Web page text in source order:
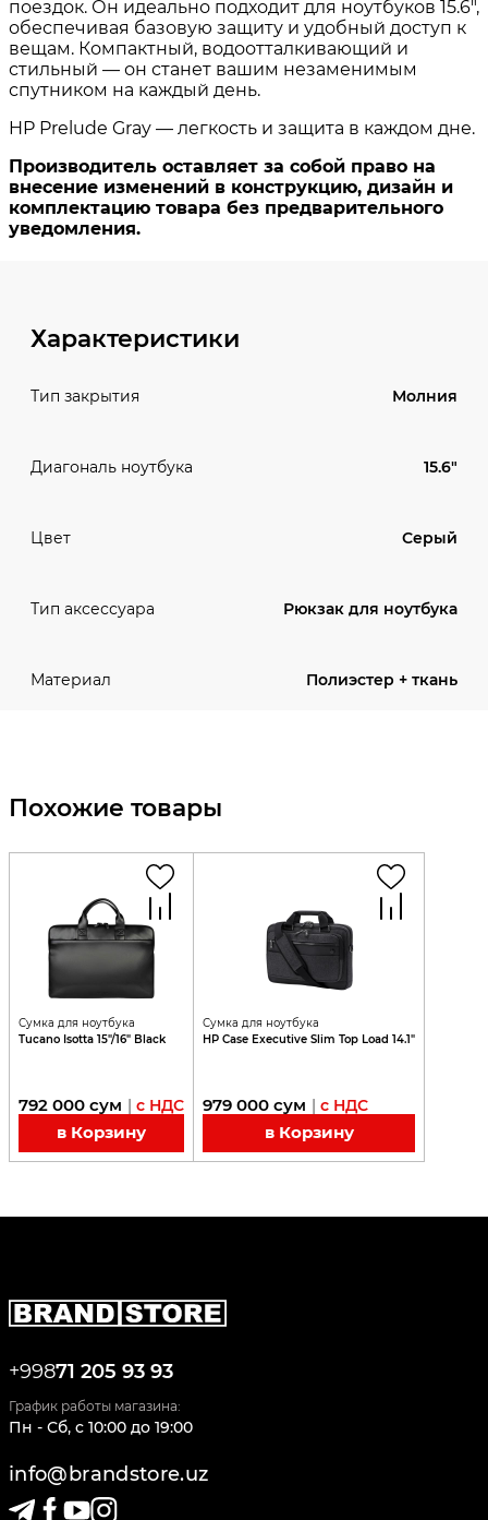
Характеристики
Тип закрытия Молния
Диагональ ноутбука 15.6"
Цвет Серый
Тип аксессуара Рюкзак для ноутбука
Материал Полиэстер + ткань
Похожие товары
Сумка для ноутбука
Tucano Isotta 15"/16" Black
792 000 сум | с НДС
в Корзину
Сумка для ноутбука
HP Case Executive Slim Top Load 14.1"
979 000 сум | с НДС
в Корзину
+99871 205 93 93
График работы магазина:
Пн - Сб, c 10:00 до 19:00
info@brandstore.uz